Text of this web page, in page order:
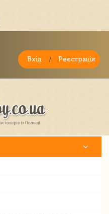
Вхід / Реєстрація